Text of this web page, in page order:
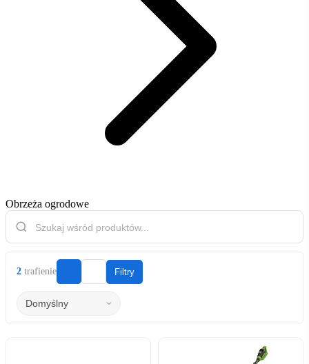
Obrzeża ogrodowe
2 trafienie Filtry